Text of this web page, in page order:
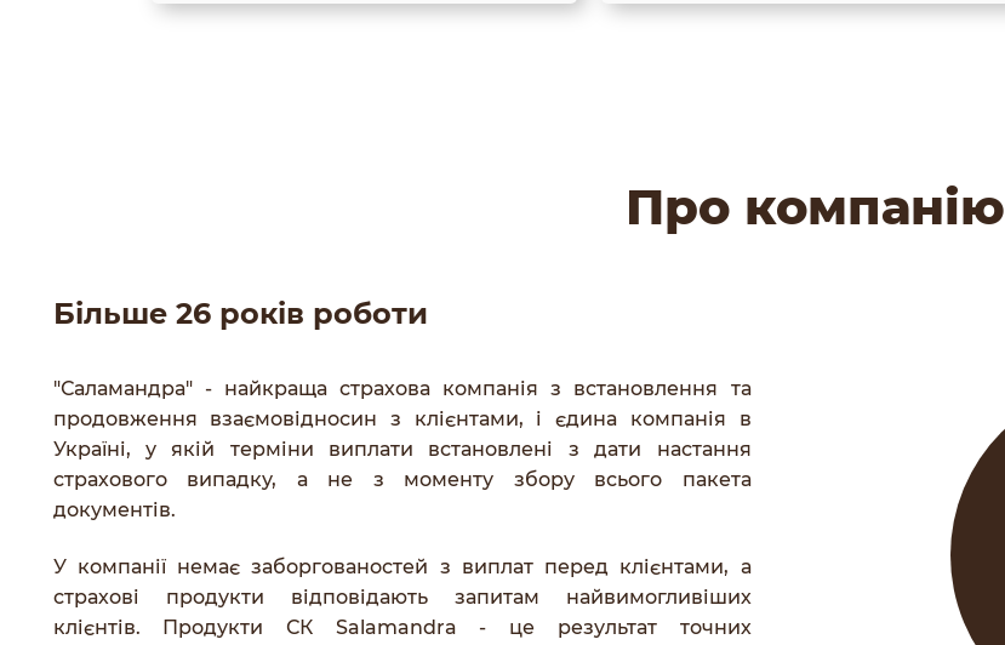
Про компанію
Більше 26 років роботи
"Саламандра" - найкраща страхова компанія з встановлення та
продовження взаємовідносин з клієнтами, і єдина компанія в
Україні, у якій терміни виплати встановлені з дати настання
страхового випадку, а не з моменту збору всього пакета
документів.
У компанії немає заборгованостей з виплат перед клієнтами, а
страхові продукти відповідають запитам найвимогливіших
клієнтів. Продукти СК Salamandra - це результат точних